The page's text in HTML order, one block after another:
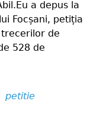
a depus la
Focșani, petiția
de
528 de
petitie